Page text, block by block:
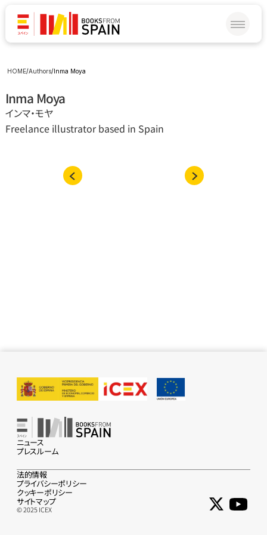
HOME/Authors/Inma Moya
Inma Moya
インマ‧モヤ
Freelance illustrator based in Spain
ニュース
プレスルーム
© 2025 ICEX
法的情報
プライバシーポリシー
クッキーポリシー
サイトマップ